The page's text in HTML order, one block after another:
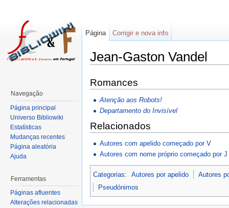
Jean-Gaston Vandel
Romances
Atenção aos Robots!
Departamento do Invisível
Relacionados
Autores com apelido começado por V
Autores com nome próprio começado por J
Categorias: Autores por apelido
Autores
Pseudónimos
Página Corrigir e nova info
Navegação
Página principal
Universo Bibliowiki
Estatísticas
Mudanças recentes
Página aleatória
Ajuda
Ferramentas
Páginas afluentes
Alterações relacionadas